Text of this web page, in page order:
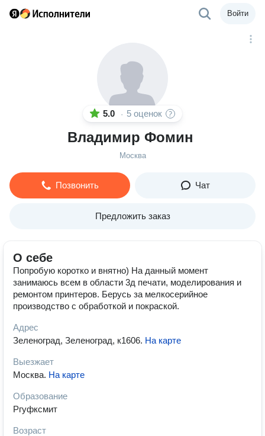
Войти
5.0 · 5 оценок
Владимир Фомин
Москва
Позвонить Чат
Предложить заказ
О себе
Попробую коротко и внятно) На данный момент
занимаюсь всем в области 3д печати, моделирования и
ремонтом принтеров. Берусь за мелкосерийное
производство с обработкой и покраской.
Адрес
Зеленоград, Зеленоград, к1606. На карте
Выезжает
Москва. На карте
Образование
Ргуфксмит
Возраст